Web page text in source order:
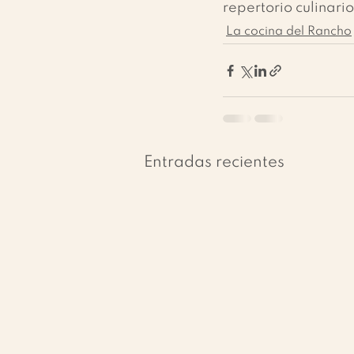
repertorio
La cocina del Rancho
Entradas recientes